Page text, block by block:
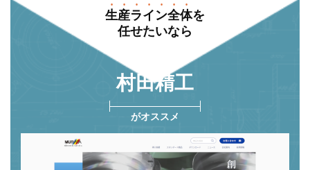
⽣産ライン全体を
任せたいなら
村⽥精⼯
がオススメ